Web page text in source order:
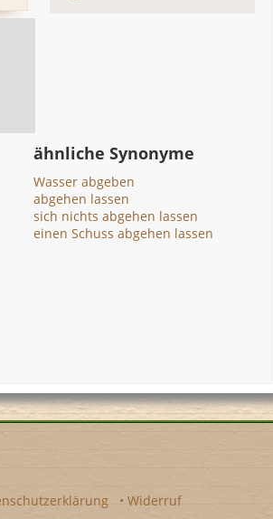
ähnliche Synonyme
Wasser abgeben
abgehen lassen
sich nichts abgehen lassen
einen Schuss abgehen lassen
• Widerruf